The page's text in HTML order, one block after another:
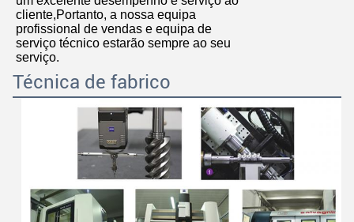
cliente,Portanto, a nossa equipa
profissional de vendas e equipa de
serviço técnico estarão sempre ao seu
serviço.
Técnica de fabrico